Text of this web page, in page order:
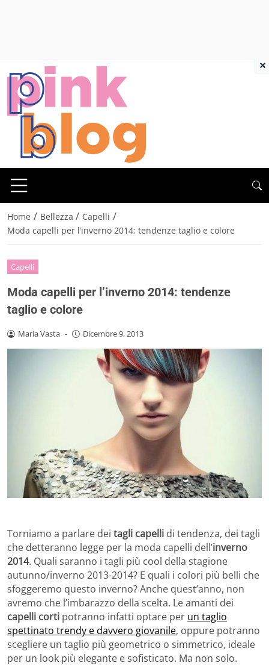
Home / Bellezza / Capelli /
Moda capelli per l’inverno 2014: tendenze taglio e colore
Capelli
Moda capelli per l’inverno 2014: tendenze
taglio e colore
Maria Vasta - Dicembre 9, 2013
Torniamo a parlare dei tagli capelli di tendenza, dei tagli
che detteranno legge per la moda capelli dell’inverno
2014. Quali saranno i tagli più cool della stagione
autunno/inverno 2013-2014? E quali i colori più belli che
sfoggeremo questo inverno? Anche quest’anno, non
avremo che l’imbarazzo della scelta. Le amanti dei
capelli corti potranno infatti optare per un taglio
spettinato trendy e davvero giovanile, oppure potranno
scegliere un taglio più geometrico o simmetrico, ideale
per un look più elegante e sofisticato. Ma non solo.
×